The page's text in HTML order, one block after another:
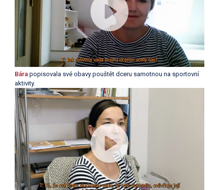
Bára popisovala své obavy pouštět dceru samotnou na sportovní
aktivity.